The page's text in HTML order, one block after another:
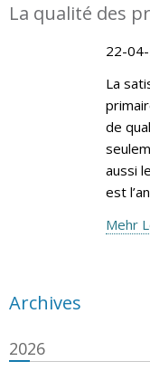
La qualité des
22-
La
de
aussi
est
Mehr
Archives
2026